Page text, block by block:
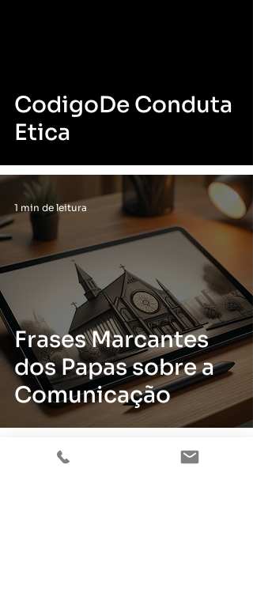
CodigoDe Conduta
Etica
Frases Marcantes
dos Papas sobre a
Comunicação
1 min de leitura